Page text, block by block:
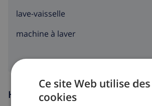
lave-vaisselle
machine à laver
Heures d'arrivée et de départ
Ce site Web utilise des
cookies